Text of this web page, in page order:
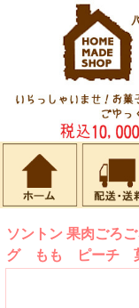
ソントン 果肉ごろ
グ もも ピーチ